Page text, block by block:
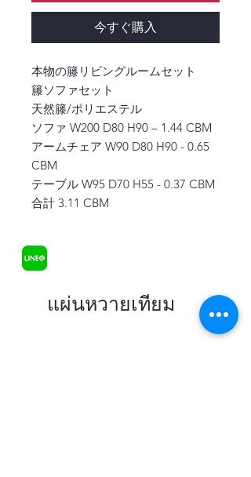
今すぐ購入
本物の籐リビングルームセット
籐ソファセット
天然籐/ポリエステル
ソファ W200 D80 H90 – 1.44 CBM
アームチェア W90 D80 H90 - 0.65
CBM
テーブル W95 D70 H55 - 0.37 CBM
合計 3.11 CBM
แผ่นหวายเทียม